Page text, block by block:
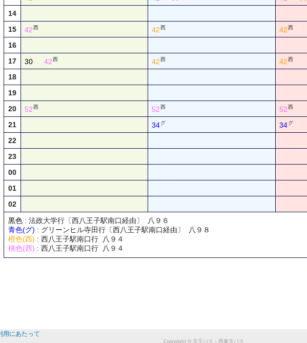
14
15
42西 42西 42西
16
17
30 42西 42西 42西
18
19
20
52西 52西 52西
21 34グ 34グ
22
23
00
01
02
黒色 : 法政大学行〔西八王子駅南口経由〕 八９６
青色(グ) : グリーンヒル寺田行〔西八王子駅南口経由〕 八９８
橙色(西) : 西八王子駅南口行 八９４
桃色(西) : 西八王子駅南口行 八９４
用にあたって
Copyright © 京王バス・西東京バス